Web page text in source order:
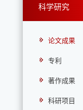
科学研究
论文成果
专利
著作成果
科研项目